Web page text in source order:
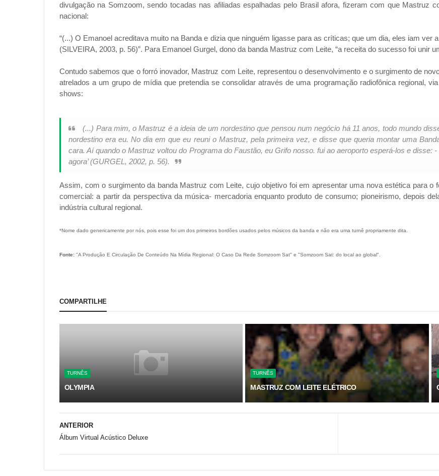
divulgação na Somzoom, sendo tocadas nas afiliadas espalhadas pelo Brasil afora, fizeram com que Mastruz
nacional:
“(...) O Emanoel acreditava muito na Banda e dizia que ninguém ligasse para as críticas; que um dia, eles iam ver
(SILVEIRA, 2003, p. 56)”. Para Emanoel Gurgel, dono da banda Mastruz com Leite, “a receita do sucesso foi unir
Contudo sabemos que o forró inovador, Mastruz com Leite, representou o desenvolvimento e o surgimento de
atrelados a um grupo de mídia que pretendia se consolidar através de uma programação radiofônica regional,
shows:
(...) Para mim, o Mastruz é a ideia de um nordestino que pensou num negócio há 11 anos, todo mundo
nordestino era eu. No dia em que eu reuni o Mastruz, pela primeira vez, e disse que queria montar uma
cara. Aí quando o Mastruz voltou do Programa do Faustão, eu Grifo nosso. fui ao aeroporto esperá-los e disse:
agora’ (GURGEL, 2002, p. 56).
Assim, com o surgimento da banda Mastruz com Leite, cujo objetivo foi em apresentar uma nova estética para o
comercial: a partir da perspectiva da música- mercadoria enquanto produto de consumo; pioneirismo, depois
indústria cultural regional.
*Nome dado genericamente por nós, pois esse foi um dos primeiros bordões usados pelos músicos da banda e não era uma turnê propriamente dita.
Fonte: "A Produção E Circulação De Conteúdo Na Mídia Regional: O Caso Da Rede Somzoom Sat" e "Somzoom Sat: do local ao global".
COMPARTILHE
TURNÊS
OLYMPIA
TURNÊS
MASTRUZ COM LEITE ELÉTRICO
ANTERIOR
Álbum Virtual Acústico Deluxe